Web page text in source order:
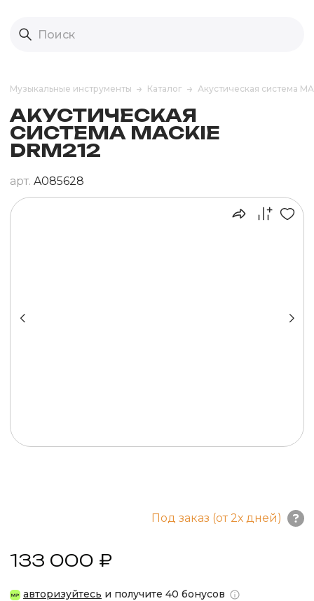
Музыкальные инструменты Каталог Акустическая система
АКУСТИЧЕСКАЯ
СИСТЕМА MACKIE
DRM212
арт. A085628
Под заказ (от 2х дней)
133 000 ₽
авторизуйтесь и получите 40 бонусов